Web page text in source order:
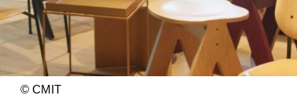
© CMIT